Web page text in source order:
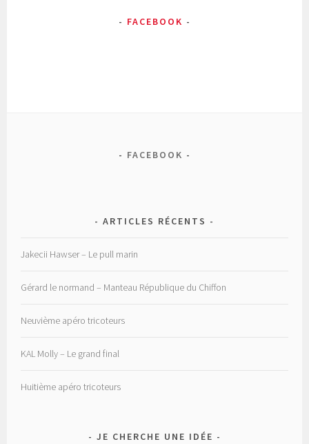
FACEBOOK
FACEBOOK
ARTICLES RÉCENTS
Jakecii Hawser – Le pull marin
Gérard le normand – Manteau République du Chiffon
Neuvième apéro tricoteurs
KAL Molly – Le grand final
Huitième apéro tricoteurs
JE CHERCHE UNE IDÉE